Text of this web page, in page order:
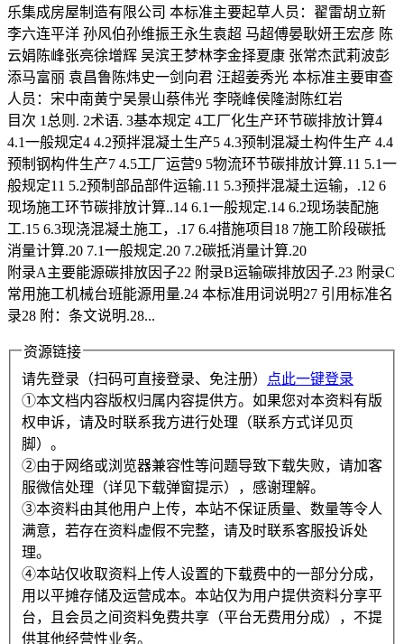
乐集成房屋制造有限公司 本标准主要起草人员：翟雷胡立新
李六连平洋 孙风伯孙维振王永生袁超 马超傅晏耿妍王宏彦 陈
云娟陈峰张亮徐增辉 吴滨王梦林李金择夏康 张常杰武莉波彭
添马富丽 袁昌鲁陈炜史一剑向君 汪超姜秀光 本标准主要审查
人员：宋中南黄宁吴景山蔡伟光 李晓峰侯隆澍陈红岩
目次 1总则. 2术语. 3基本规定 4工厂化生产环节碳排放计算4
4.1一般规定4 4.2预拌混凝土生产5 4.3预制混凝土构件生产 4.4
预制钢构件生产7 4.5工厂运营9 5物流环节碳排放计算.11 5.1一
般规定11 5.2预制部品部件运输.11 5.3预拌混凝土运输，.12 6
现场施工环节碳排放计算..14 6.1一般规定.14 6.2现场装配施
工.15 6.3现浇混凝土施工，.17 6.4措施项目18 7施工阶段碳抵
消量计算.20 7.1一般规定.20 7.2碳抵消量计算.20
附录A主要能源碳排放因子22 附录B运输碳排放因子.23 附录C
常用施工机械台班能源用量.24 本标准用词说明27 引用标准名
录28 附：条文说明.28...
资源链接
请先登录（扫码可直接登录、免注册）
点此一键登录
①本文档内容版权归属内容提供方。如果您对本资料有版
权申诉，请及时联系我方进行处理（联系方式详见页
脚）。
②由于网络或浏览器兼容性等问题导致下载失败，请加客
服微信处理（详见下载弹窗提示），感谢理解。
③本资料由其他用户上传，本站不保证质量、数量等令人
满意，若存在资料虚假不完整，请及时联系客服投诉处
理。
④本站仅收取资料上传人设置的下载费中的一部分分成，
用以平摊存储及运营成本。本站仅为用户提供资料分享平
台，且会员之间资料免费共享（平台无费用分成），不提
供其他经营性业务。